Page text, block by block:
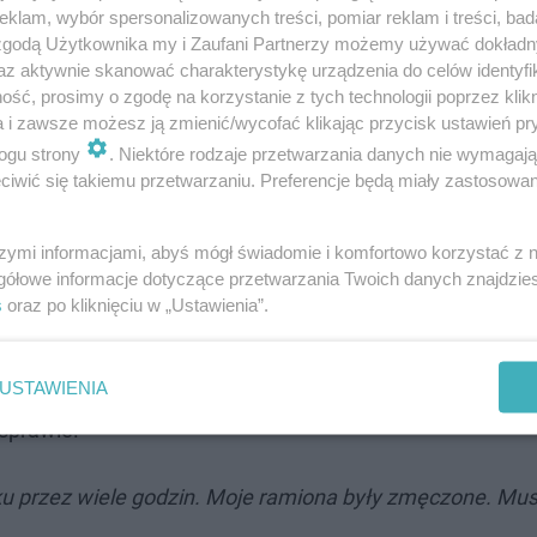
Sopotu w internecie: Została sama i…
tym, że w zachowaniu rodziców nie ma zupełnie nic
przechodzień sfotografował mamę, która położyła
dwumiesięczna córka utknęły na lotnisku w trakcie
tak wiele razy, że spędziły ponad 20 godzin na
sprawie.
przez wiele godzin. Moje ramiona były zmęczone.
wybór spersonalizowanych treści, pomiar reklam i treści,
Użytkownika my i Zaufani Partnerzy możemy używać
aktywnie skanować charakterystykę urządzenia do celów
prosimy o zgodę na korzystanie z tych technologii poprzez
i zawsze możesz ją zmienić/wycofać klikając przycisk ustawień
strony
. Niektóre rodzaje przetwarzania danych nie
się takiemu przetwarzaniu. Preferencje będą miały
informacjami, abyś mógł świadomie i komfortowo korzystać z
informacje dotyczące przetwarzania Twoich danych
oraz po kliknięciu w „Ustawienia”.
USTAWIENIA